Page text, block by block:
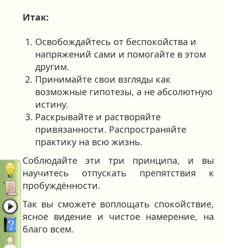
Итак:
Освобождайтесь от беспокойства и
напряжений сами и помогайте в этом
другим.
Принимайте свои взгляды как
возможные гипотезы, а не абсолютную
истину.
Раскрывайте и растворяйте
привязанности. Распространяйте
практику на всю жизнь.
Соблюдайте эти три принципа, и вы
научитесь отпускать препятствия к
пробуждённости.
Так вы сможете воплощать спокойствие,
ясное видение и чистое намерение, на
благо всем.